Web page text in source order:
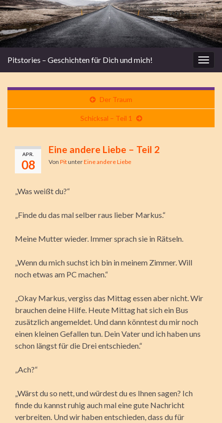
Pitstories – Geschichten für Dich und mich!
Der Traum
Schicksal – Teil 1
APR.
08
Eine andere Liebe – Teil 2
Von PitunterEine andere Liebe
„Was weißt du?“
„Finde du das mal selber raus lieber Markus.“
Meine Mutter wieder. Immer sprach sie in Rätseln.
„Wenn du mich suchst ich bin in meinem Zimmer. Will
noch etwas am PC machen.“
„Okay Markus, vergiss das Mittag essen aber nicht. Wir
brauchen deine Hilfe. Heute Mittag hat sich ein Bus
zusätzlich angemeldet. Und dann könntest du mir noch
einen kleinen Gefallen tun. Dein Vater und ich haben uns
schon längst für die Drei entschieden.“
„Ach?“
„Wärst du so nett, und würdest du es Ihnen sagen? Ich
finde du kannst ruhig auch mal eine gute Nachricht
verbreiten. Und wir haben entschieden, dass du für